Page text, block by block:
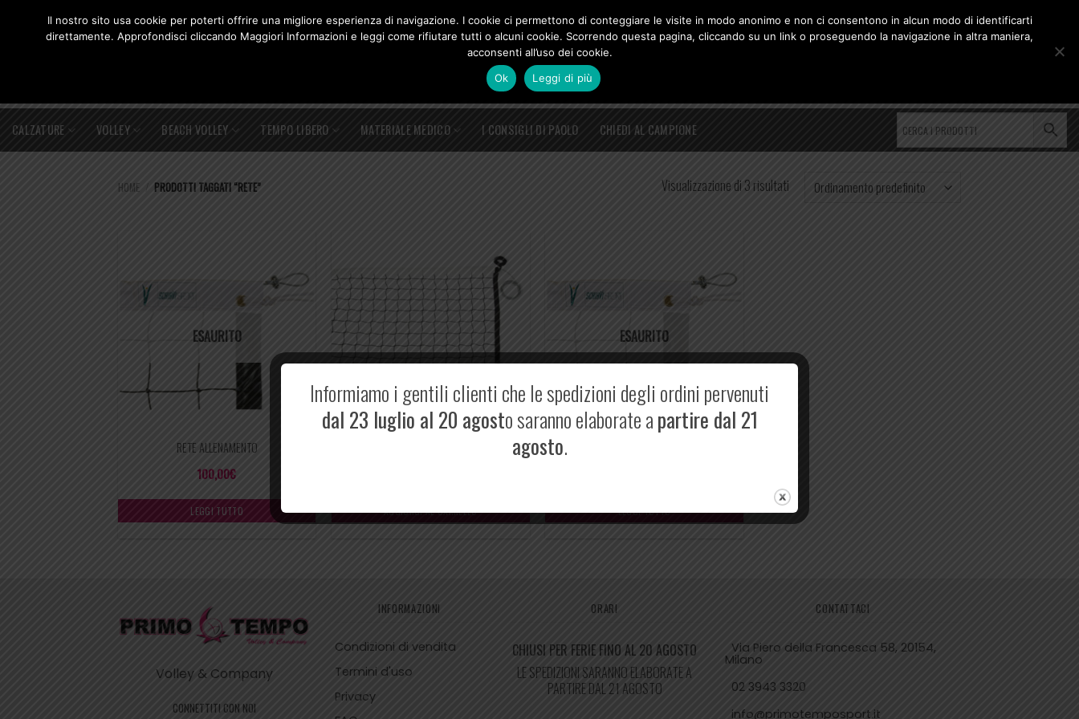
CALZATURE VOLLEY BEACH VOLLEY TEMPO LIBERO MATERIALE MEDICO I CONSIGLI DI PAOLO CHIEDI AL CAMPIONE
HOME / PRODOTTI TAGGATI “RETE” Visualizzazione di 3 risultati
ESAURITO
RETE ALLENAMENTO
100,00€
LEGGI TUTTO AGGIUNGI AL CARRELLO
ESAURITO
LEGGI TUTTO
Volley & Company
CONNETTITI CON NOI
INFORMAZIONI
Condizioni di vendita
Termini d'uso
Privacy
ORARI
CHIUSI PER FERIE FINO AL 20 AGOSTO
LE SPEDIZIONI SARANNO ELABORATE A
PARTIRE DAL 21 AGOSTO
CONTATTACI
Via Piero della Francesca 58, 20154,
Milano
02 3943 3320
info@primotemposport.it
Il nostro sito usa cookie per poterti offrire una migliore esperienza di navigazione. I cookie ci permettono di conteggiare le visite in modo anonimo e non ci consentono in alcun modo di identificarti
direttamente. Approfondisci cliccando Maggiori Informazioni e leggi come rifiutare tutti o alcuni cookie. Scorrendo questa pagina, cliccando su un link o proseguendo la navigazione in altra maniera,
acconsenti all’uso dei cookie.
Ok
Leggi di più
Informiamo i gentili clienti che le spedizioni degli ordini pervenuti
dal 23 luglio al 20 agosto saranno elaborate apartire dal 21
agosto.